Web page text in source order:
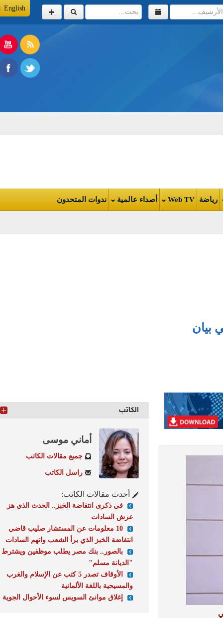
English
Web TV أصداء عالمية ندوات المتحدون
الكاتب
أماني موسى
جميع مقالات الكاتب
راسل الكاتب
أحدث مقالات الكاتب:
في ذكرى انتفاضة الخبز.. الحدث الذي هز
عرش السادات
10 معلومات عن المستشار صليب قاضي
انتفاضة الخبز الذي برأ الشعب واتهم السادات
بالصور.. بنك مصر يطلب موظفين ويشترط
"الديانة مسلم"
الأوقاف تصدر 5 كتب عن الإسلام والغرب
والمسيحية باللغة الألمانية
إغلاق موانئ السويس لسوء الأحوال الجوية